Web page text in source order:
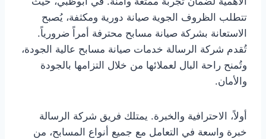
تتطلب الظروف الجوية صيانة دورية ومكثفة، يُصبح
الاستعانة بشركة صيانة مسابح محترفة أمراً ضرورياً.
تُقدم شركة الرسالة خدمات صيانة مسابح عالية الجودة،
وتُمنح راحة البال لعملائها من خلال التزامها بالجودة
والأمان.
أولاً، الاحترافية والخبرة. يمتلك فريق شركة الرسالة
خبرة واسعة في التعامل مع جميع أنواع المسابح، من